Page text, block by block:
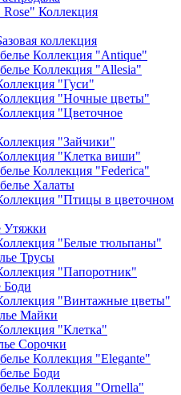
Коллекция
коллекция
Коллекция "Antique"
Коллекция "Allesia"
"Гуси"
"Ночные цветы"
"Цветочное
"Зайчики"
"Клетка виши"
Коллекция "Federica"
Халаты
"Птицы в цветочном
Утяжки
"Белые тюльпаны"
Трусы
"Папоротник"
Боди
"Винтажные цветы"
Майки
"Клетка"
Сорочки
Коллекция "Elegante"
Боди
Коллекция "Ornella"